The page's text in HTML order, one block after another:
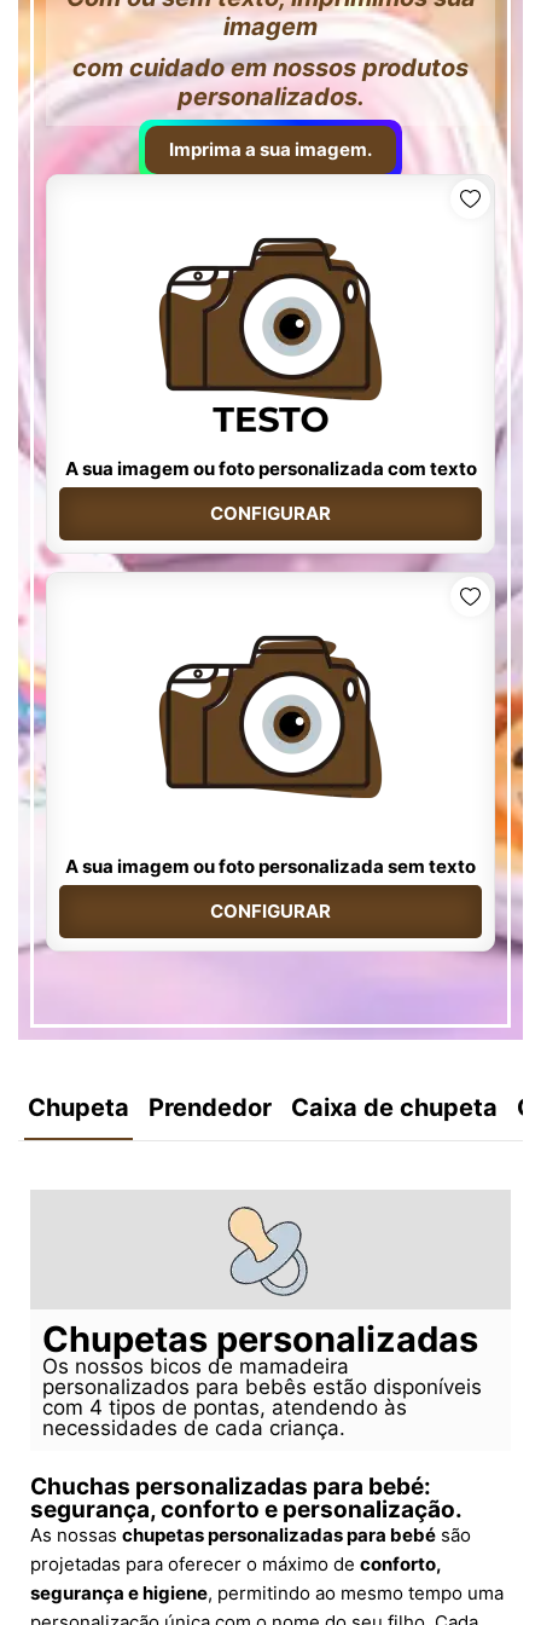
imagem
com cuidado em nossos produtos
personalizados.
Imprima a sua imagem.
A sua imagem ou foto personalizada com texto
CONFIGURAR
A sua imagem ou foto personalizada sem texto
CONFIGURAR
Chupeta Prendedor Caixa de chupeta
Chupetas personalizadas
Os nossos bicos de mamadeira
personalizados para bebês estão disponíveis
com 4 tipos de pontas, atendendo às
necessidades de cada criança.
Chuchas personalizadas para bebé:
segurança, conforto e personalização.
As nossas chupetas personalizadas para bebé são
projetadas para oferecer o máximo de conforto,
segurança e higiene, permitindo ao mesmo tempo uma